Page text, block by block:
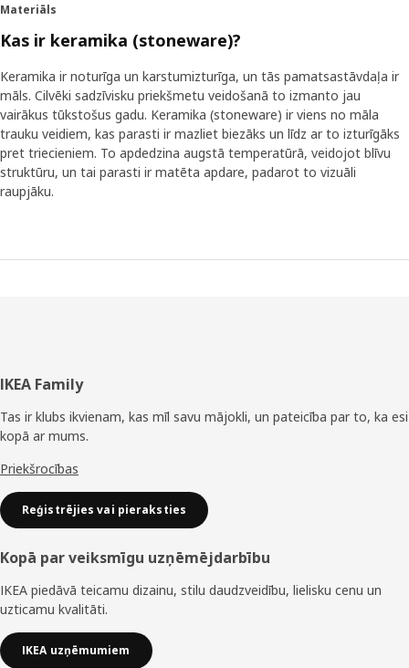
Materiāls
Kas ir keramika (stoneware)?
Keramika ir noturīga un karstumizturīga, un tās pamatsastāvdaļa ir
māls. Cilvēki sadzīvisku priekšmetu veidošanā to izmanto jau
vairākus tūkstošus gadu. Keramika (stoneware) ir viens no māla
trauku veidiem, kas parasti ir mazliet biezāks un līdz ar to izturīgāks
pret triecieniem. To apdedzina augstā temperatūrā, veidojot blīvu
struktūru, un tai parasti ir matēta apdare, padarot to vizuāli
raupjāku.
Kājene
IKEA Family
Tas ir klubs ikvienam, kas mīl savu mājokli, un pateicība par to, ka esi
kopā ar mums.
Priekšrocības
Reģistrējies vai pieraksties
Kopā par veiksmīgu uzņēmējdarbību
IKEA piedāvā teicamu dizainu, stilu daudzveidību, lielisku cenu un
uzticamu kvalitāti.
IKEA uzņēmumiem